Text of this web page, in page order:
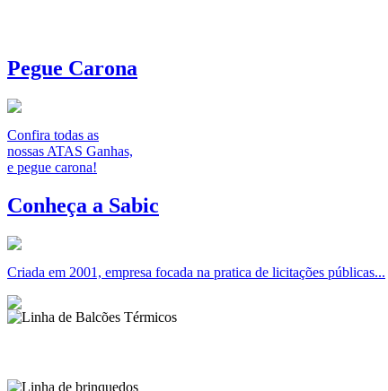
Pegue Carona
Confira todas as
nossas ATAS Ganhas,
e pegue carona!
Conheça a Sabic
Criada em 2001, empresa focada na pratica de licitações públicas...